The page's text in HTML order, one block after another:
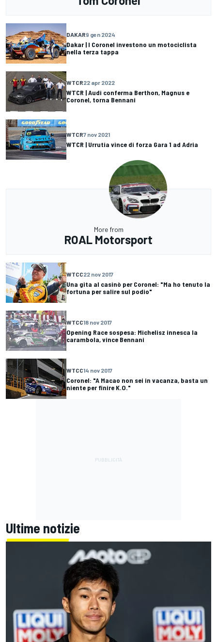
DAKAR9 gen 2024
Dakar | I Coronel investono un motociclista
nella terza tappa
WTCR22 apr 2022
WTCR | Audi conferma Berthon, Magnus e
Coronel, torna Bennani
WTCR7 nov 2021
WTCR | Urrutia vince di forza Gara 1 ad Adria
More from
ROAL Motorsport
WTCC22 nov 2017
Una gita al casinò per Coronel: "Ma ho tenuto la
fortuna per salire sul podio"
WTCC18 nov 2017
Opening Race sospesa: Michelisz innesca la
carambola, vince Bennani
WTCC14 nov 2017
Coronel: "A Macao non sei in vacanza, basta un
niente per finire K.O."
Ultime notizie